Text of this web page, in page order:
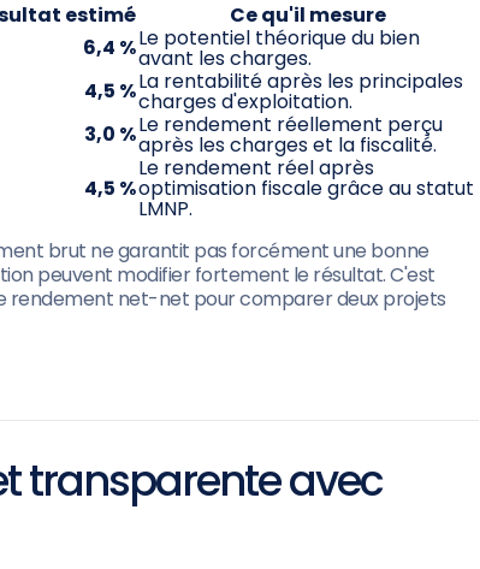
estimé
Ce qu'il mesure
6,4 %Le potentiel théorique du bien
avant les charges.
4,5 %La rentabilité après les principales
charges d'exploitation.
3,0 %Le rendement réellement perçu
après les charges et la fiscalité.
4,5 %
Le rendement réel après
optimisation fiscale grâce au statut
LMNP.
brut ne garantit pas forcément une bonne
peuvent modifier fortement le résultat. C'est
rendement net-net pour comparer deux projets
transparente avec